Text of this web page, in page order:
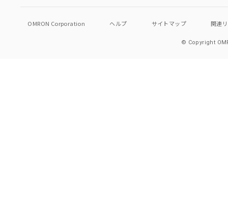
OMRON Corporation ヘルプ サイトマップ 関連
© Copyright